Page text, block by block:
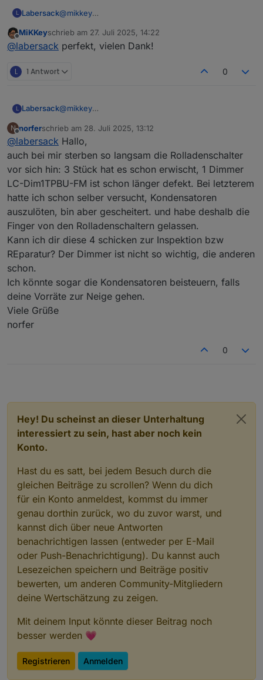
L Labersack@mikkey
per PN.
Offline
MiKKeyschrieb am 27. Juli 2025, 14:22
zuletzt editiert von
@labersack perfekt, vielen Dank!
L 1 Antwort 0
L Labersack@mikkey
per PN.
N
Offline
norferschrieb am 28. Juli 2025, 13:12
zuletzt editiert von
@labersack Hallo,
auch bei mir sterben so langsam die Rolladenschalter
vor sich hin: 3 Stück hat es schon erwischt, 1 Dimmer
LC-Dim1TPBU-FM ist schon länger defekt. Bei letzterem
hatte ich schon selber versucht, Kondensatoren
auszulöten, bin aber gescheitert. und habe deshalb die
Finger von den Rolladenschaltern gelassen.
Kann ich dir diese 4 schicken zur Inspektion bzw
REparatur? Der Dimmer ist nicht so wichtig, die anderen
schon.
Ich könnte sogar die Kondensatoren beisteuern, falls
deine Vorräte zur Neige gehen.
Viele Grüße
norfer
0
Hey! Du scheinst an dieser Unterhaltung
interessiert zu sein, hast aber noch kein
Konto.
Hast du es satt, bei jedem Besuch durch die
gleichen Beiträge zu scrollen? Wenn du dich
für ein Konto anmeldest, kommst du immer
genau dorthin zurück, wo du zuvor warst, und
kannst dich über neue Antworten
benachrichtigen lassen (entweder per E-Mail
oder Push-Benachrichtigung). Du kannst auch
Lesezeichen speichern und Beiträge positiv
bewerten, um anderen Community-Mitgliedern
deine Wertschätzung zu zeigen.
Mit deinem Input könnte dieser Beitrag noch
besser werden 💗
Registrieren Anmelden